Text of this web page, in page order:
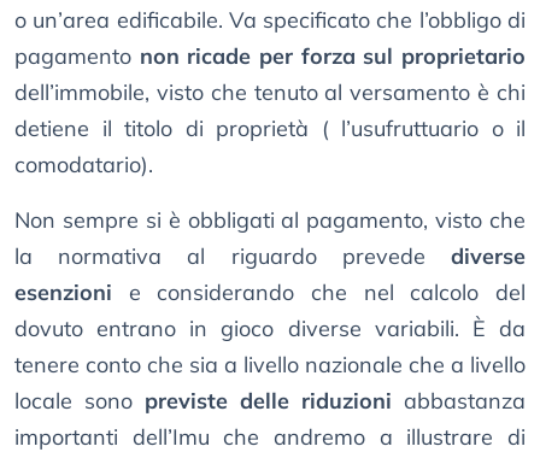
o un’area edificabile. Va specificato che l’obbligo di
pagamento non ricade per forza sul proprietario
dell’immobile, visto che tenuto al versamento è chi
detiene il titolo di proprietà ( l’usufruttuario o il
comodatario).
Non sempre si è obbligati al pagamento, visto che
la normativa al riguardo prevede diverse
esenzioni e considerando che nel calcolo del
dovuto entrano in gioco diverse variabili. È da
tenere conto che sia a livello nazionale che a livello
locale sono previste delle riduzioni abbastanza
importanti dell’Imu che andremo a illustrare di